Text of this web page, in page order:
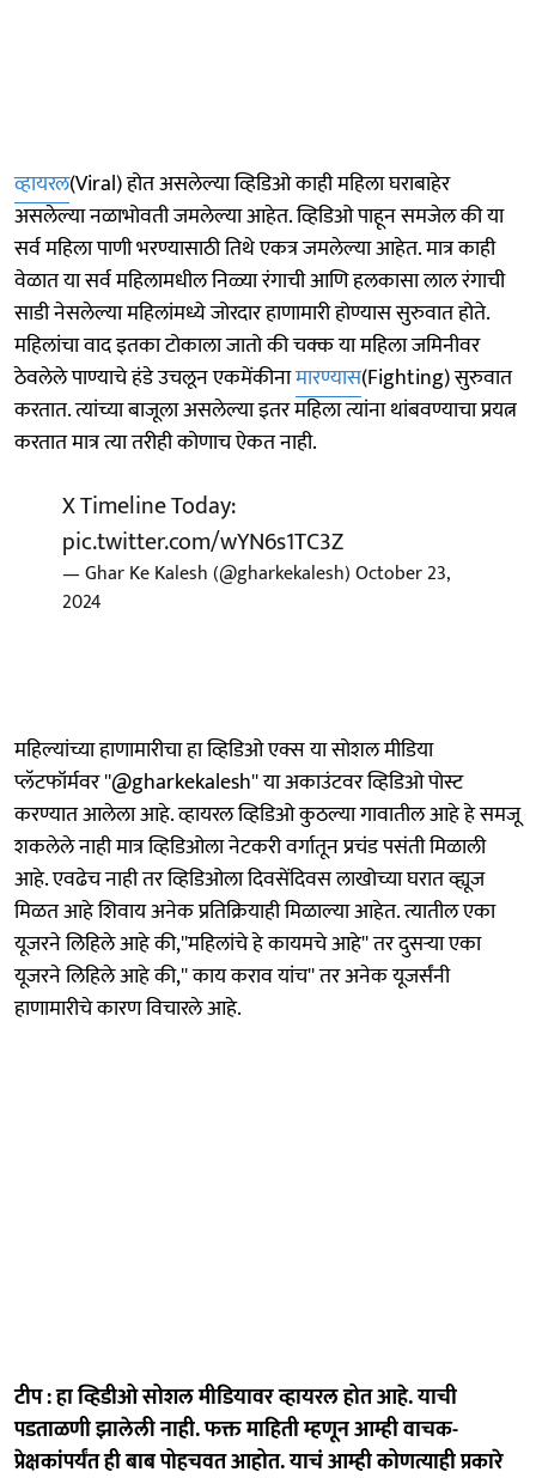
व्हायरल(Viral) होत असलेल्या व्हिडिओ काही महिला घराबाहेर
असलेल्या नळाभोवती जमलेल्या आहेत. व्हिडिओ पाहून समजेल की या
सर्व महिला पाणी भरण्यासाठी तिथे एकत्र जमलेल्या आहेत. मात्र काही
वेळात या सर्व महिलामधील निळ्या रंगाची आणि हलकासा लाल रंगाची
साडी नेसलेल्या महिलांमध्ये जोरदार हाणामारी होण्यास सुरुवात होते.
महिलांचा वाद इतका टोकाला जातो की चक्क या महिला जमिनीवर
ठेवलेले पाण्याचे हंडे उचलून एकमेंकीनामारण्यास(Fighting) सुरुवात
करतात. त्यांच्या बाजूला असलेल्या इतर महिला त्यांना थांबवण्याचा प्रयत्न
करतात मात्र त्या तरीही कोणाच ऐकत नाही.
X Timeline Today:
pic.twitter.com/wYN6s1TC3Z
— Ghar Ke Kalesh (@gharkekalesh)October 23,
2024
महिल्यांच्या हाणामारीचा हा व्हिडिओ एक्स या सोशल मीडिया
प्लॅटफॉर्मवर ''@gharkekalesh'' या अकाउंटवर व्हिडिओ पोस्ट
करण्यात आलेला आहे. व्हायरल व्हिडिओ कुठल्या गावातील आहे हे समजू
शकलेले नाही मात्र व्हिडिओला नेटकरी वर्गातून प्रचंड पसंती मिळाली
आहे. एवढेच नाही तर व्हिडिओला दिवसेंदिवस लाखोच्या घरात व्ह्यूज
मिळत आहे शिवाय अनेक प्रतिक्रियाही मिळाल्या आहेत. त्यातील एका
यूजरने लिहिले आहे की,''महिलांचे हे कायमचे आहे'' तर दुसऱ्या एका
यूजरने लिहिले आहे की,'' काय कराव यांच'' तर अनेक यूजर्संनी
हाणामारीचे कारण विचारले आहे.
टीप : हा व्हिडीओ सोशल मीडियावर व्हायरल होत आहे. याची
पडताळणी झालेली नाही. फक्त माहिती म्हणून आम्ही वाचक-
प्रेक्षकांपर्यंत ही बाब पोहचवत आहोत. याचं आम्ही कोणत्याही प्रकारे